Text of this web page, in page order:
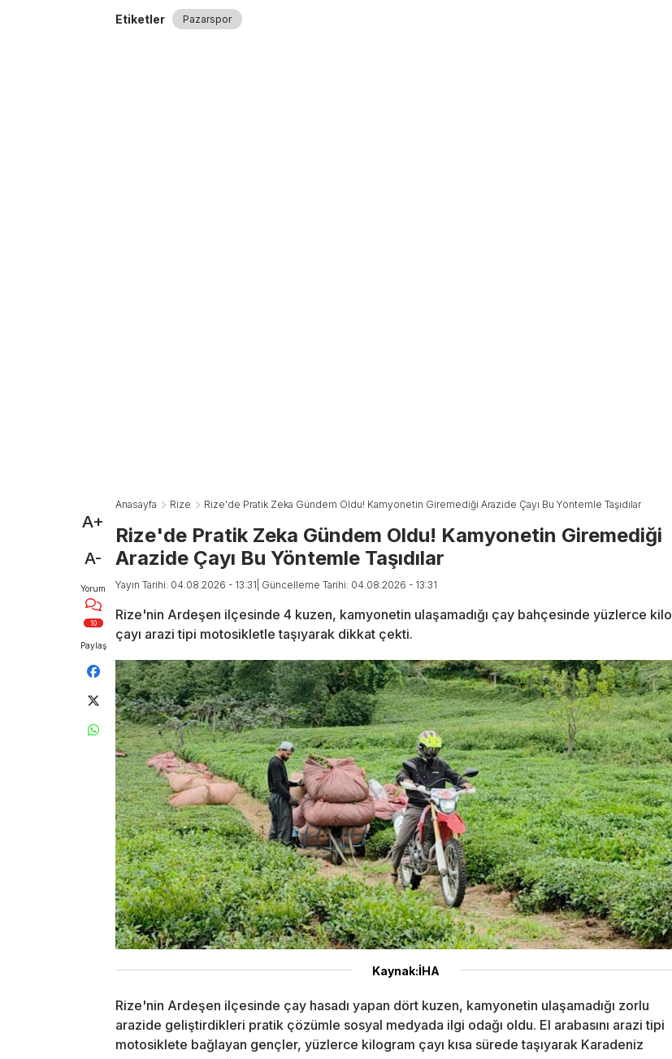
Etiketler Pazarspor
A+
A-
Yorum
10
Paylaş
Anasayfa Rize Rize'de Pratik Zeka Gündem Oldu! Kamyonetin Giremediği Arazide Çayı Bu Yöntemle Taşıdılar
Rize'de Pratik Zeka Gündem Oldu! Kamyonetin Giremediği
Arazide Çayı Bu Yöntemle Taşıdılar
Yayın Tarihi: 04.08.2026 - 13:31 | Güncelleme Tarihi: 04.08.2026 - 13:31
Rize'nin Ardeşen ilçesinde 4 kuzen, kamyonetin ulaşamadığı çay bahçesinde yüzlerce kilo
çayı arazi tipi motosikletle taşıyarak dikkat çekti.
Kaynak:İHA
Rize'nin Ardeşen ilçesinde çay hasadı yapan dört kuzen, kamyonetin ulaşamadığı zorlu
arazide geliştirdikleri pratik çözümle sosyal medyada ilgi odağı oldu. El arabasını arazi tipi
motosiklete bağlayan gençler, yüzlerce kilogram çayı kısa sürede taşıyarak Karadeniz